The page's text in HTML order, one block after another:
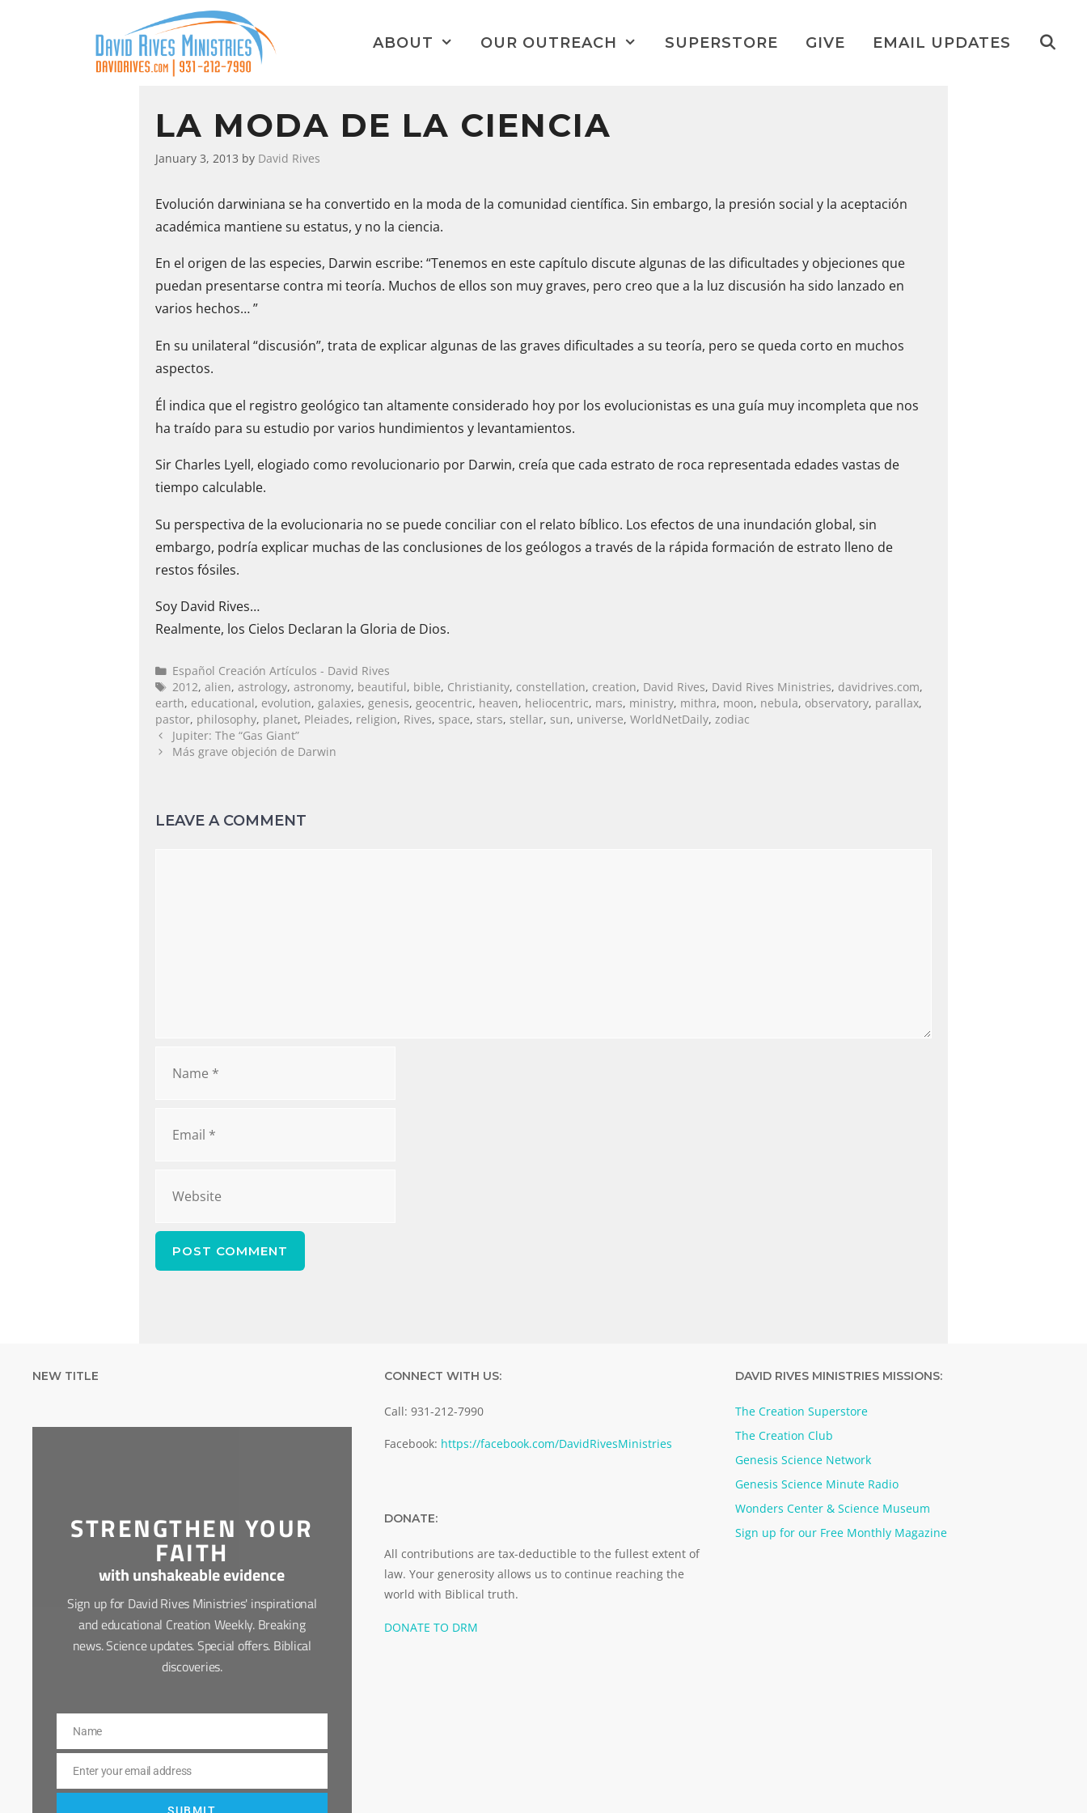
ABOUT OUR OUTREACH SUPERSTORE GIVE EMAIL UPDATES
LA MODA DE LA CIENCIA
January 3, 2013 by David Rives
Evolución darwiniana se ha convertido en la moda de la comunidad científica. Sin embargo, la presión social y la aceptación
académica mantiene su estatus, y no la ciencia.
En el origen de las especies, Darwin escribe: “Tenemos en este capítulo discute algunas de las dificultades y objeciones que
puedan presentarse contra mi teoría. Muchos de ellos son muy graves, pero creo que a la luz discusión ha sido lanzado en
varios hechos… ”
En su unilateral “discusión”, trata de explicar algunas de las graves dificultades a su teoría, pero se queda corto en muchos
aspectos.
Él indica que el registro geológico tan altamente considerado hoy por los evolucionistas es una guía muy incompleta que nos
ha traído para su estudio por varios hundimientos y levantamientos.
Sir Charles Lyell, elogiado como revolucionario por Darwin, creía que cada estrato de roca representada edades vastas de
tiempo calculable.
Su perspectiva de la evolucionaria no se puede conciliar con el relato bíblico. Los efectos de una inundación global, sin
embargo, podría explicar muchas de las conclusiones de los geólogos a través de la rápida formación de estrato lleno de
restos fósiles.
Soy David Rives…
Realmente, los Cielos Declaran la Gloria de Dios.
Español Creación Artículos - David Rives
2012,alien,astrology,astronomy, beautiful, bible, Christianity, constellation, creation, David Rives, David Rives Ministries, davidrives.com,
earth, educational, evolution, galaxies, genesis, geocentric, heaven, heliocentric, mars, ministry, mithra, moon, nebula, observatory, parallax,
pastor, philosophy, planet, Pleiades, religion, Rives, space, stars, stellar, sun, universe, WorldNetDaily, zodiac
Jupiter: The “Gas Giant”
Más grave objeción de Darwin
LEAVE A COMMENT
NEW TITLE
STRENGTHEN YOUR
FAITH
with unshakeable evidence
Sign up for David Rives Ministries' inspirational
and educational Creation Weekly. Breaking
news. Science updates. Special offers. Biblical
discoveries.
Name
Name
Email
Enter your email address
SUBMIT
CONNECT WITH US:
Call: 931-212-7990
Facebook: https://facebook.com/DavidRivesMinistries
DONATE:
All contributions are tax-deductible to the fullest extent of
law. Your generosity allows us to continue reaching the
world with Biblical truth.
DONATE TO DRM
DAVID RIVES MINISTRIES MISSIONS:
The Creation Superstore
The Creation Club
Genesis Science Network
Genesis Science Minute Radio
Wonders Center & Science Museum
Sign up for our Free Monthly Magazine